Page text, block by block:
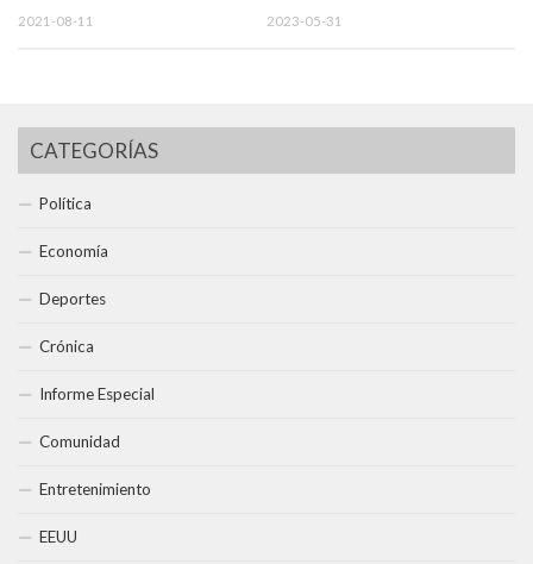
2021-08-11 2023-05-31
CATEGORÍAS
Política
Economía
Deportes
Crónica
Informe Especial
Comunidad
Entretenimiento
EEUU